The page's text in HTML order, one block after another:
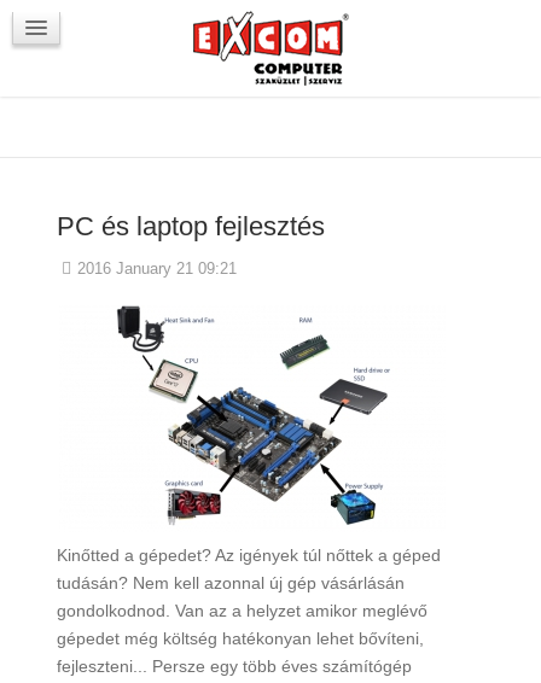
VörösmartyKOCKA
PC és laptop fejlesztés
2016 January 21 09:21
Kinőtted a gépedet? Az igények túl nőttek a géped
tudásán? Nem kell azonnal új gép vásárlásán
gondolkodnod. Van az a helyzet amikor meglévő
gépedet még költség hatékonyan lehet bővíteni,
fejleszteni... Persze egy több éves számítógép